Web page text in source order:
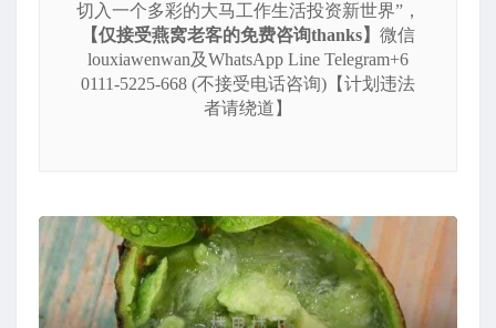
切入一个多彩的大马工作生活投资新世界”，
【仅接受燕窝老客的免费咨询thanks】 微信
louxiawenwan及WhatsApp Line Telegram+6
0111-5225-668 (不接受电话咨询)【计划违法
者请绕道】